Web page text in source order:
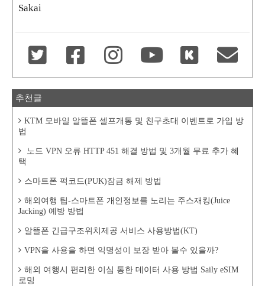
Sakai
추천글
KTM 모바일 알뜰폰 셀프개통 및 친구초대 이벤트로 가입 방
법
노드 VPN 오류 HTTP 451 해결 방법 및 3개월 무료 추가 혜
택
스마트폰 퍽코드(PUK)잠금 해제 방법
해외여행 팁-스마트폰 개인정보를 노리는 주스재킹(Juice
Jacking) 예방 방법
알뜰폰 긴급구조위치제공 서비스 사용방법(KT)
VPN을 사용을 하면 익명성이 보장 받아 볼수 있을까?
해외 여행시 편리한 이심 통한 데이터 사용 방법 Saily eSIM
로밍